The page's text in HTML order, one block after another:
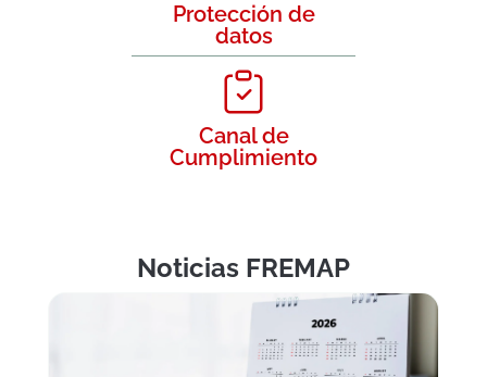
Protección de
datos
Canal de
Cumplimiento
Noticias FREMAP